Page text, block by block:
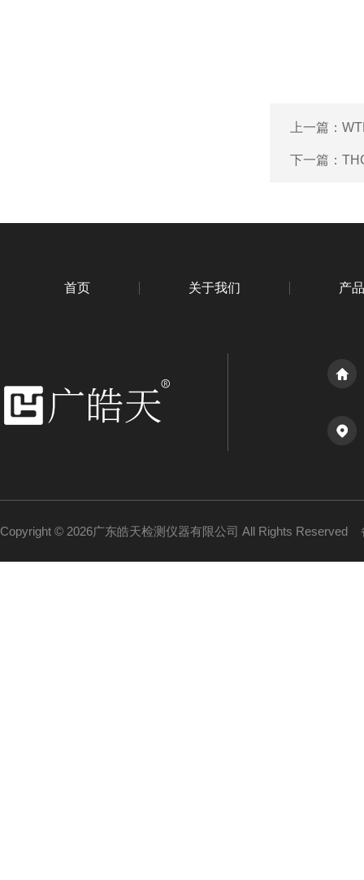
上一篇：
下一篇：
首页 关于我们 产
Copyright © 2026广东皓天检测仪器有限公司 All Rights Reserved